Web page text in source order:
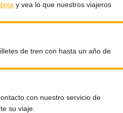
y vea lo que nuestros viajeros
de tren con hasta un año de
con nuestro servicio de
su viaje.